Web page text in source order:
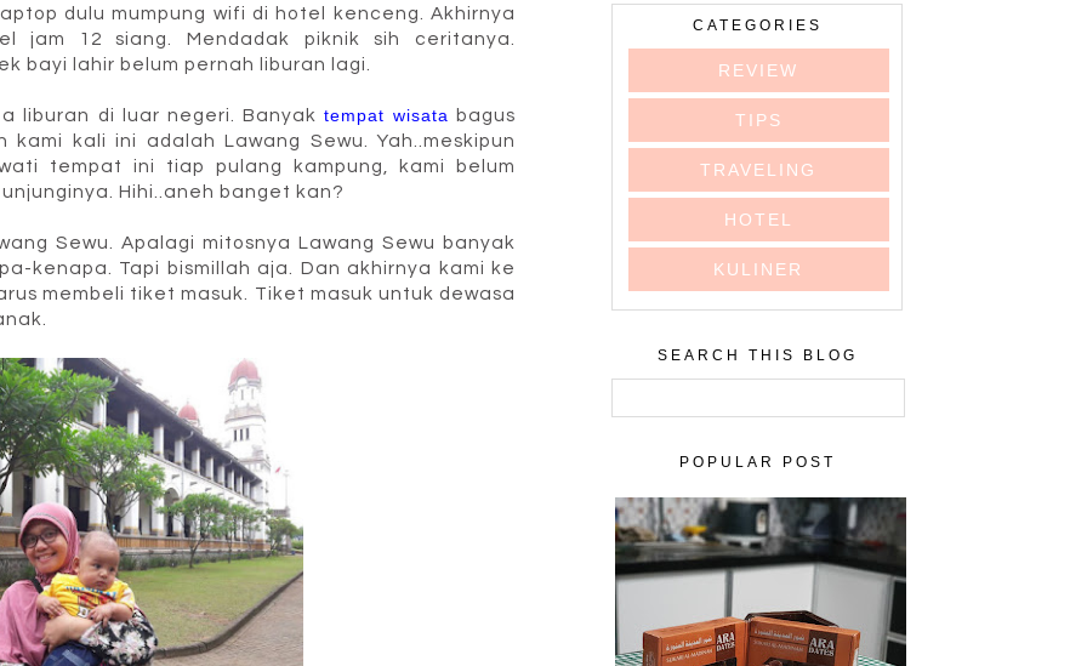
dulu mumpung wifi di hotel kenceng. Akhirnya
jam 12 siang. Mendadak piknik sih ceritanya.
bayi lahir belum pernah liburan lagi.
liburan di luar negeri. Banyak tempat wisata bagus
kali ini adalah Lawang Sewu. Yah..meskipun
tempat ini tiap pulang kampung, kami belum
Hihi..aneh banget kan?
Sewu. Apalagi mitosnya Lawang Sewu banyak
kenapa. Tapi bismillah aja. Dan akhirnya kami ke
membeli tiket masuk. Tiket masuk untuk dewasa
CATEGORIES
REVIEW
TIPS
TRAVELING
HOTEL
KULINER
SEARCH THIS BLOG
POPULAR POST